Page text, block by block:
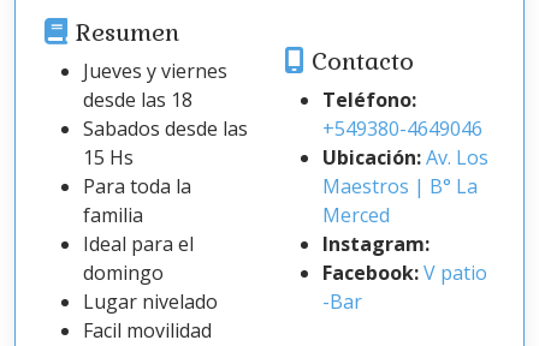
Resumen
Jueves y viernes
desde las 18
Sabados desde las
15 Hs
Para toda la
familia
Ideal para el
domingo
Lugar nivelado
Facil movilidad
Contacto
Teléfono:
+549380-4649046
Ubicación:Av. Los
Maestros | B° La
Merced
Instagram:
Facebook:V patio
-Bar